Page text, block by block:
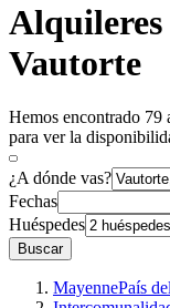
Alquileres
Vautorte
Hemos encontrado 79
para ver la
¿A dónde vas?
Fechas
Huéspedes
Buscar
MayennePaís